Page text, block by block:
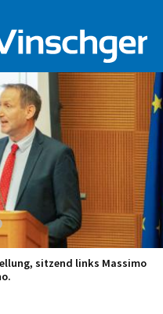
sitzend links Massimo